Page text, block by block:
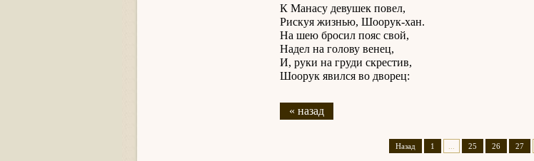
К Манасу девушек повел,
Рискуя жизнью, Шоорук-хан.
На шею бросил пояс свой,
Надел на голову венец,
И, руки на груди скрестив,
Шоорук явился во дворец:
« назад
Назад 1 25 26 27